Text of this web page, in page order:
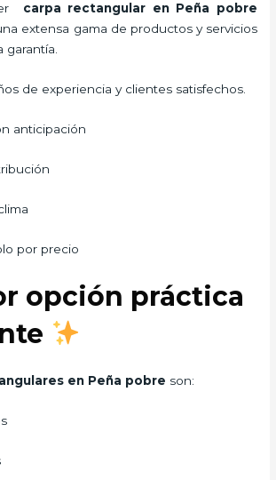
carpa rectangular en Peña pobre
extensa gama de productos y servicios
garantía.
de experiencia y clientes satisfechos.
anticipación
por precio
opción práctica
en Peña pobre son: